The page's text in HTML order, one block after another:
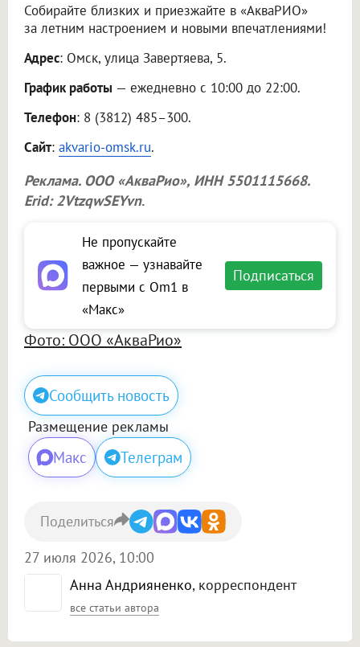
Собирайте близких и приезжайте в «АкваРИО»
за летним настроением и новыми впечатлениями!
Адрес: Омск, улица Завертяева, 5.
График работы — ежедневно с 10:00 до 22:00.
Телефон: 8 (3812) 485–300.
Сайт: akvario-omsk.ru.
Реклама. ООО «АкваРио», ИНН 5501115668.
Erid: 2VtzqwSEYvn.
Не пропускайте
важное — узнавайте
первыми с Om1 в
«Макс»
Подписаться
Фото: ООО «АкваРио»
Сообщить новость
Размещение рекламы
Макс Телеграм
Анна Андрияненко, корреспондент
все статьи автора
27 июля 2026, 10:00
Поделиться